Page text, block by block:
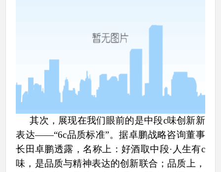
其次，展现在我们眼前的是中段c味创新新
表达——“6c品质标准”。据卓鹏战略咨询董事
长田卓鹏透露，名称上：好酒取中段·人生有c
味，是品质与精神表达的创新联合；品质上，